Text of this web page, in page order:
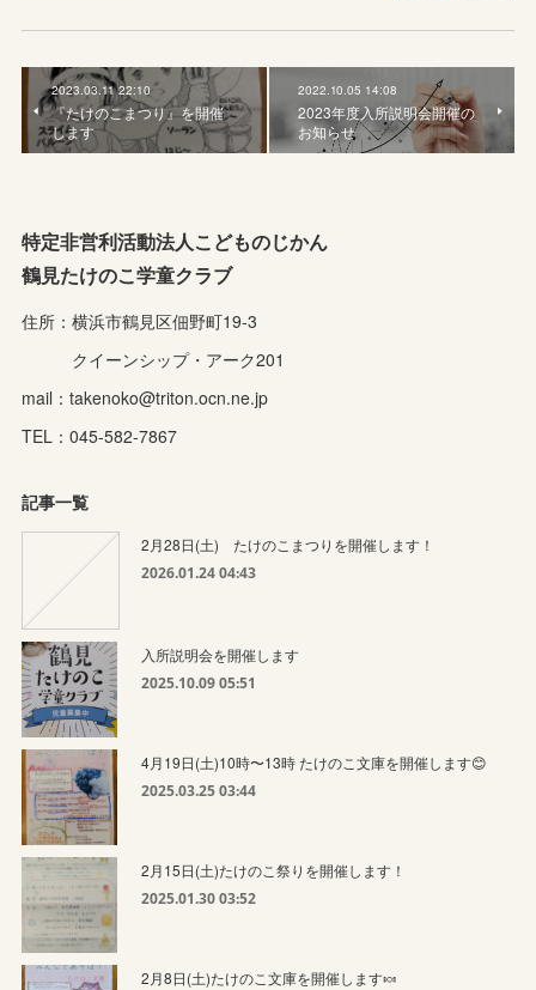
2023.03.11 22:10
『たけのこまつり』を開催
します
2022.10.05 14:08
2023年度入所説明会開催の
お知らせ
特定非営利活動法人こどものじかん
鶴見たけのこ学童クラブ
住所：横浜市鶴見区佃野町19-3
クイーンシップ・アーク201
mail：takenoko@triton.ocn.ne.jp
TEL：045-582-7867
記事一覧
2月28日(土) たけのこまつりを開催します！
2026.01.24 04:43
入所説明会を開催します
2025.10.09 05:51
4月19日(土)10時〜13時 たけのこ文庫を開催します😊
2025.03.25 03:44
2月15日(土)たけのこ祭りを開催します！
2025.01.30 03:52
2月8日(土)たけのこ文庫を開催します🍬